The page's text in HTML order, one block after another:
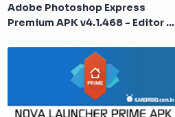
Adobe Photoshop Express
Premium APK v4.1.468 - Editor de